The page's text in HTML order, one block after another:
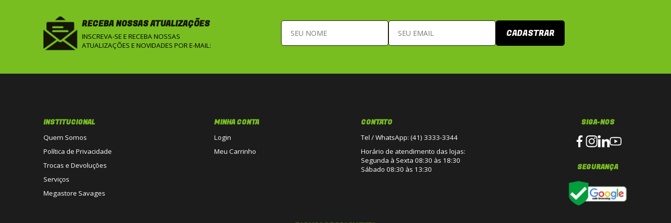
RECEBA NOSSAS ATUALIZAÇÕES
INSCREVA-SE E RECEBA NOSSAS
ATUALIZAÇÕES E NOVIDADES POR E-MAIL:
CADASTRAR
INSTITUCIONAL
Quem Somos
Política de Privacidade
Trocas e Devoluções
Serviços
Megastore Savages
MINHA CONTA
Login
Meu Carrinho
CONTATO
Tel / WhatsApp: (41) 3333-3344
Horário de atendimento das lojas:
Segunda à Sexta 08:30 às 18:30
Sábado 08:30 às 13:30
SIGA-NOS
SEGURANÇA